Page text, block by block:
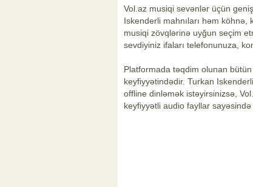
Vol.az musiqi sevənlər üçün
Iskenderli mahnıları həm
musiqi zövqlərinə uyğun seçim
sevdiyiniz ifaları telefonunuza,
Platformada təqdim olunan
keyfiyyətindədir. Turkan
offline dinləmək istəyirsinizsə,
keyfiyyətli audio fayllar sayəsində